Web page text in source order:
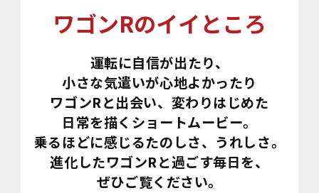
ワゴンRのイイところ
運転に自信が出たり、
小さな気遣いが心地よかったり
ワゴンRと出会い、変わりはじめた
日常を描くショートムービー。
乗るほどに感じるたのしさ、うれしさ。
進化したワゴンRと過ごす毎日を、
ぜひご覧ください。